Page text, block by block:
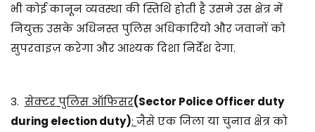
भी कोई कानून व्यवस्था की स्तिथि होती है उसमे उस क्षेत्र में
नियुक्त उसके अधिनस्त पुलिस अधिकारियो और जवानों को
सुपरवाइज़ करेगा और आश्यक दिशा निर्देश देगा.
3. सेक्टर पुलिस ऑफिसर(Sector Police Officer duty
during election duty): जैसे एक जिला या चुनाव क्षेत्र को